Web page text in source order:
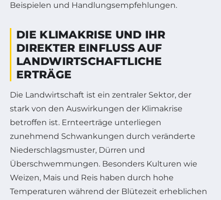
Beispielen und Handlungsempfehlungen.
DIE KLIMAKRISE UND IHR
DIREKTER EINFLUSS AUF
LANDWIRTSCHAFTLICHE
ERTRÄGE
Die Landwirtschaft ist ein zentraler Sektor, der
stark von den Auswirkungen der Klimakrise
betroffen ist. Ernteerträge unterliegen
zunehmend Schwankungen durch veränderte
Niederschlagsmuster, Dürren und
Überschwemmungen. Besonders Kulturen wie
Weizen, Mais und Reis haben durch hohe
Temperaturen während der Blütezeit erheblichen